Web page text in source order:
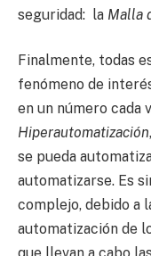
seguridad: la Malla
Finalmente, todas
fenómeno de
en un número cada
Hiperautomatización
se pueda
automatizarse. Es
complejo, debido a
automatización de